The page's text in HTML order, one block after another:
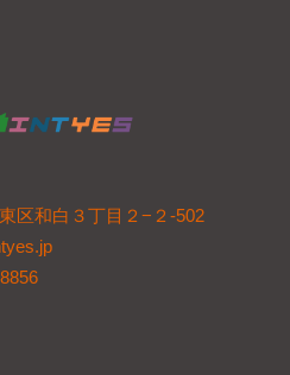
区和白３丁目２−２-502